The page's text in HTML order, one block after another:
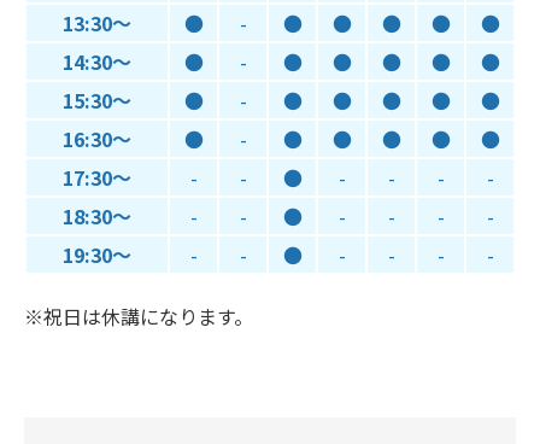
13:30～
● - ● ● ● ●
●
14:30～
● - ● ● ● ●
●
15:30～
● - ● ● ● ●
●
16:30～
● - ● ● ● ●
●
17:30～
- - ● - - -
-
18:30～
- - ● - - -
-
19:30～
- - ● - - - -
※祝日は休講になります。